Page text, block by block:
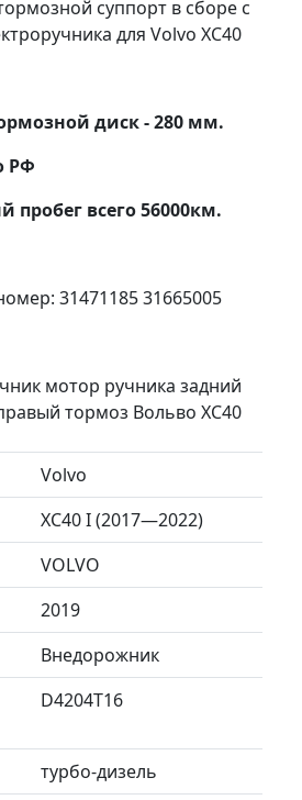
суппорт в сборе с
для Volvo XC40
диск - 280 мм.
РФ
пробег всего 56000км.
31471185 31665005
мотор ручника задний
тормоз Вольво ХС40
Volvo
XC40 I (2017—2022)
VOLVO
2019
Внедорожник
D4204T16
турбо-дизель